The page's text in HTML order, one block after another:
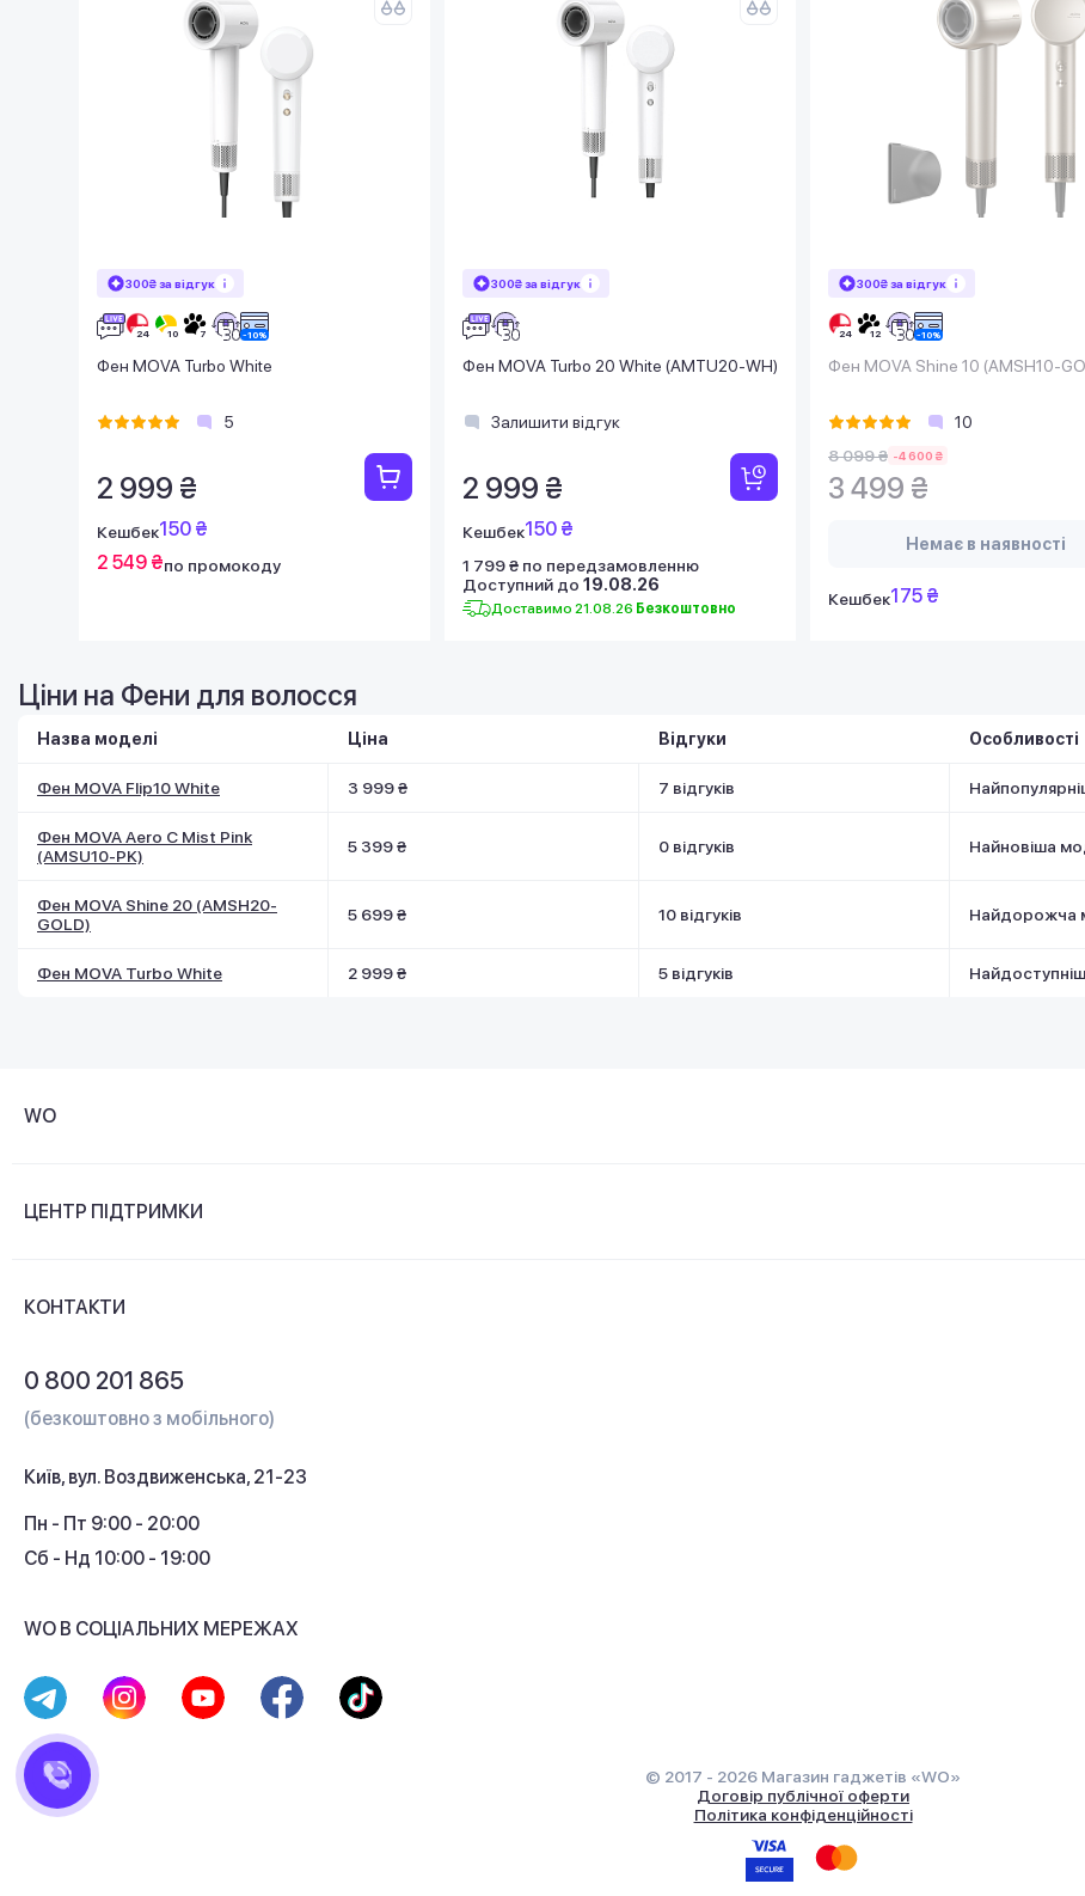
300₴ за відгук
Фен MOVA Turbo White
5
2 999 ₴
Кешбек150 ₴
2 549 ₴по промокоду
300₴ за відгук
Фен MOVA Turbo 20 White (AMTU20-WH)
Залишити відгук
2 999 ₴
Кешбек150 ₴
1 799 ₴ по передзамовленню
Доступний до 19.08.26
Доставимо 21.08.26 Безкоштовно
300₴ за відгук
Фен MOVA Shine 10 (AMSH10-
10
8 099 ₴ -4 600 ₴
3 499 ₴
Немає в наявності
Кешбек175 ₴
Ціни на Фени для волосся
Назва моделі Ціна Відгуки Особливості
Фен MOVA Flip10 White 3 999 ₴ 7 відгуків
Фен MOVA Aero C Mist Pink
(AMSU10-PK)
5 399 ₴ 0 відгуків Найновіша
Фен MOVA Shine 20 (AMSH20-
GOLD)
5 699 ₴ 10 відгуків Найдорожча
Фен MOVA Turbo White 2 999 ₴ 5 відгуків
WO
Контакти
ЦЕНТР ПІДТРИМКИ
Кешбек
КОНТАКТИ
0 800 201 865
(безкоштовно з мобільного)
Київ, вул. Воздвиженська, 21-23
Пн - Пт 9:00 - 20:00
Сб - Нд 10:00 - 19:00
WO В СОЦІАЛЬНИХ МЕРЕЖАХ
© 2017 - 2026 Магазин гаджетів «WO»
Договір публічної оферти
Політика конфіденційності